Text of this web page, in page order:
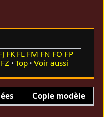
FK FL FM FN FO FP
FZ Top Voir aussi
Copie modèle